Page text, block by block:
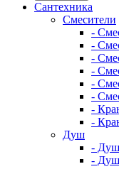
Сантехника
Смесители
-
-
-
-
-
-
-
-
Душ
-
-